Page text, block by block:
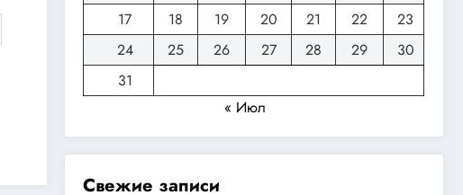
17
18 19 20 21 22
23
24
25 26 27 28 29
30
31
« Июл
Свежие записи